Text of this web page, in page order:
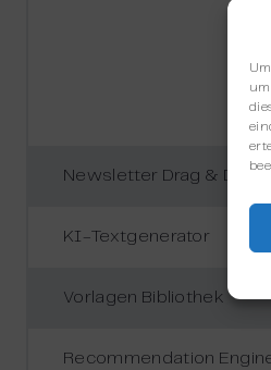
Newsletter Drag & Drop
KI-Textgenerator
Vorlagen Bibliothek
Recommendation